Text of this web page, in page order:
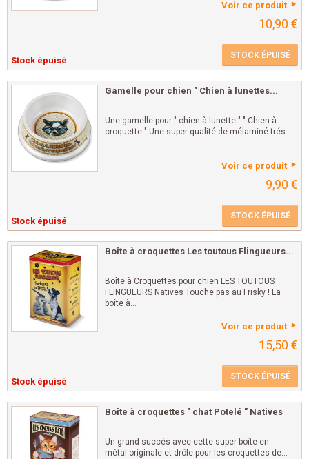
Voir ce produit
10,90 €
Stock épuisé STOCK ÉPUISÉ
Gamelle pour chien " Chien à lunettes...
Une gamelle pour " chien à lunette " " Chien à
croquette " Une super qualité de mélaminé trés...
Voir ce produit
9,90 €
Stock épuisé STOCK ÉPUISÉ
Boîte à croquettes Les toutous Flingueurs...
Boîte à Croquettes pour chien LES TOUTOUS
FLINGUEURS Natives Touche pas au Frisky ! La
boîte à...
Voir ce produit
15,50 €
Stock épuisé STOCK ÉPUISÉ
Boîte à croquettes " chat Potelé " Natives
Un grand succés avec cette super boîte en
métal originale et drôle pour les croquettes de...